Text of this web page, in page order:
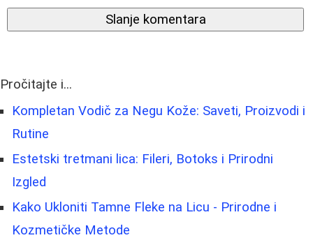
Slanje komentara
Pročitajte i...
Kompletan Vodič za Negu Kože: Saveti, Proizvodi i
Rutine
Estetski tretmani lica: Fileri, Botoks i Prirodni
Izgled
Kako Ukloniti Tamne Fleke na Licu - Prirodne i
Kozmetičke Metode